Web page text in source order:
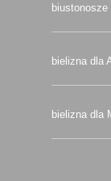
biustonosze
bielizna dla
bielizna dla